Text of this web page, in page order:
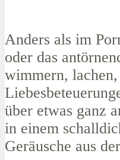
Anders als im
oder das
wimmern,
über etwas ganz
in einem
Geräusche aus